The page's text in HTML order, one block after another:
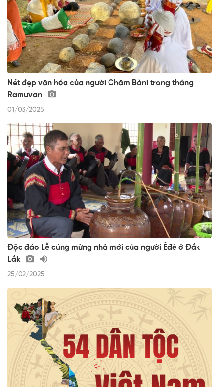
Nét đẹp văn hóa của người Chăm Bàni trong tháng
Ramưvan
01/03/2025
Độc đáo Lễ cúng mừng nhà mới của người Êđê ở Đắk
Lắk
25/02/2025